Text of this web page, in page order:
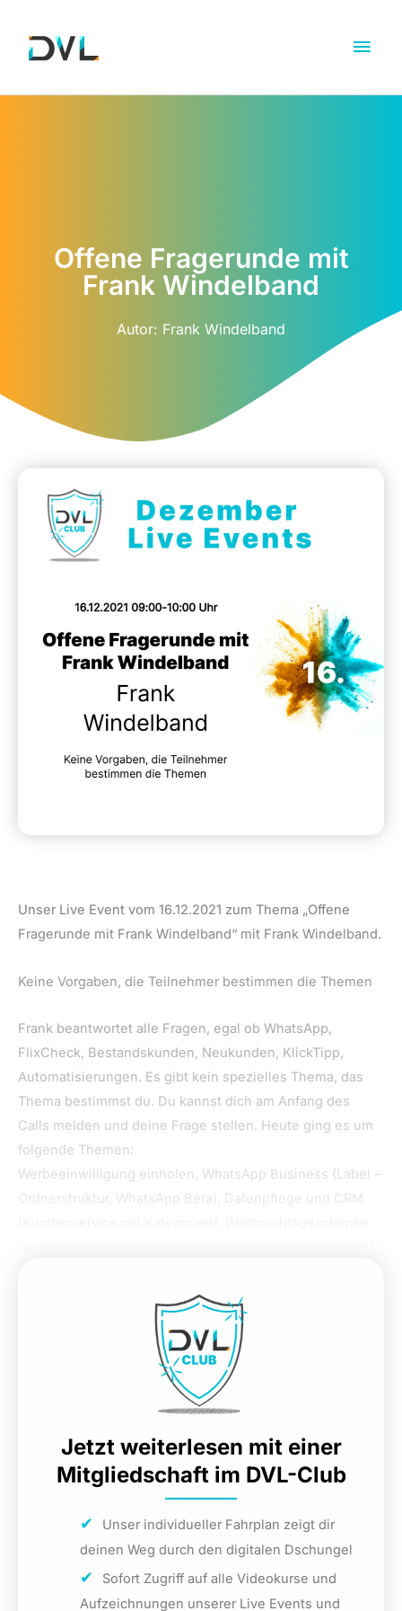
Offene Fragerunde mit
Frank Windelband
Autor: Frank Windelband
Unser Live Event vom 16.12.2021 zum Thema „Offene
Fragerunde mit Frank Windelband“ mit Frank Windelband.
Keine Vorgaben, die Teilnehmer bestimmen die Themen
Frank beantwortet alle Fragen, egal ob WhatsApp,
FlixCheck, Bestandskunden, Neukunden, KlickTipp,
Automatisierungen. Es gibt kein spezielles Thema, das
Thema bestimmst du. Du kannst dich am Anfang des
Calls melden und deine Frage stellen. Heute ging es um
folgende Themen:
Werbeeinwilligung einholen, WhatsApp Business (Label –
Ordnerstruktur, WhatsApp Beta), Datenpflege und CRM
Jetzt weiterlesen mit einer
Mitgliedschaft im DVL-Club
Unser individueller Fahrplan zeigt dir
deinen Weg durch den digitalen Dschungel
Sofort Zugriff auf alle Videokurse und
Aufzeichnungen unserer Live Events und